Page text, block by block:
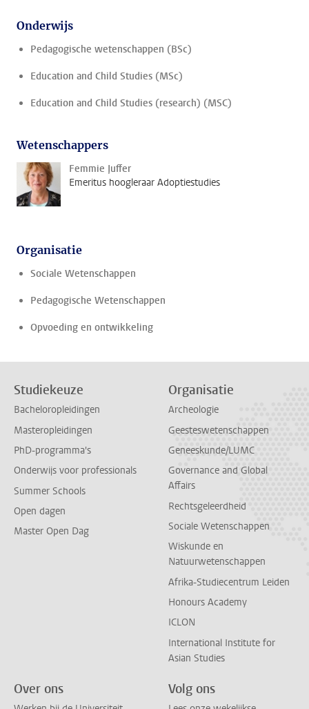
Onderwijs
Pedagogische wetenschappen (BSc)
Education and Child Studies (MSc)
Education and Child Studies (research) (MSC)
Wetenschappers
Femmie Juffer
Emeritus hoogleraar Adoptiestudies
Organisatie
Sociale Wetenschappen
Pedagogische Wetenschappen
Opvoeding en ontwikkeling
Studiekeuze
Bacheloropleidingen
Masteropleidingen
PhD-programma's
Onderwijs voor professionals
Summer Schools
Open dagen
Master Open Dag
Organisatie
Archeologie
Geesteswetenschappen
Geneeskunde/LUMC
Governance and Global
Affairs
Rechtsgeleerdheid
Sociale Wetenschappen
Wiskunde en
Natuurwetenschappen
Afrika-Studiecentrum Leiden
Honours Academy
ICLON
International Institute for
Asian Studies
Over ons Volg ons